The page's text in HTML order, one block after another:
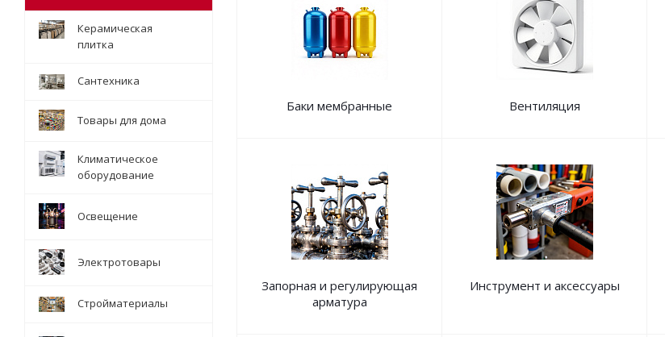
Баки мембранные Вентиляция
Запорная и регулирующая
арматура
Инструмент и аксессуары
Керамическая
плитка
Сантехника
Товары для дома
Климатическое
оборудование
Освещение
Электротовары
Стройматериалы